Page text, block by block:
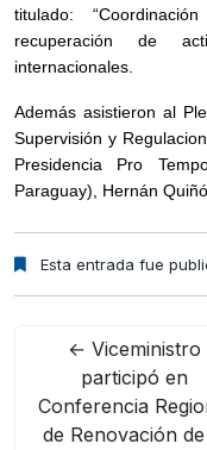
titulado:
recuperación de
internacionales.
Además asistieron al
Supervisión y
Presidencia Pro
Paraguay), Hernán
Esta entrada fue
← Viceministro
participó en
Conferencia
de Renovación